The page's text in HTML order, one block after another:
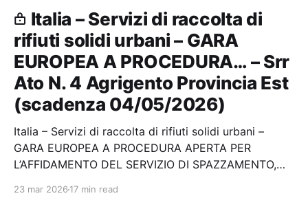
Italia – Servizi di raccolta di
rifiuti solidi urbani – GARA
EUROPEA A PROCEDURA… – Srr
Ato N. 4 Agrigento Provincia Est
(scadenza 04/05/2026)
Italia – Servizi di raccolta di rifiuti solidi urbani –
GARA EUROPEA A PROCEDURA APERTA PER
L’AFFIDAMENTO DEL SERVIZIO DI SPAZZAMENTO,
23 mar 2026 17 min read